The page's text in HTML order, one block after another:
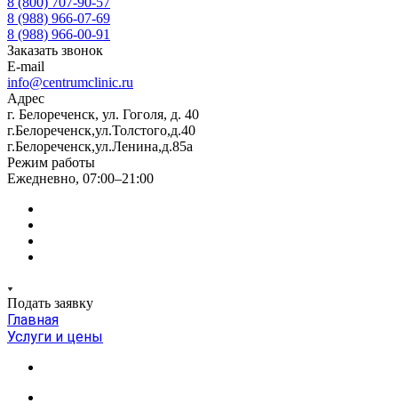
8 (988) 966-07-69
8 (988) 966-00-91
Заказать звонок
E-mail
info@centrumclinic.ru
Адрес
г. Белореченск, ул. Гоголя, д. 40
г.Белореченск,ул.Толстого,д.40
г.Белореченск,ул.Ленина,д.85а
Режим работы
Ежедневно, 07:00–21:00
Подать заявку
Главная
Услуги и цены